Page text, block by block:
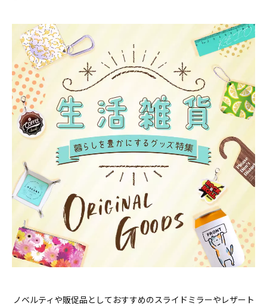
ノベルティや販促品としておすすめのスライドミラーやレザート